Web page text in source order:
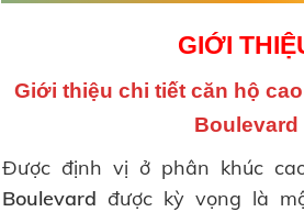
GIỚI
Giới thiệu chi tiết căn hộ
Boulevard
Được định vị ở phân khúc
Boulevard được kỳ vọng là